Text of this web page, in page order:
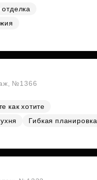
№1366
как хотите
Гибкая планировка